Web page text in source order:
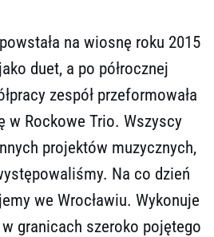
na wiosnę roku 2015
jako duet, a po półrocznej
zespół przeformowała
w Rockowe Trio. Wszyscy
projektów muzycznych,
Na co dzień
we Wrocławiu. Wykonuje
granicach szeroko pojętego